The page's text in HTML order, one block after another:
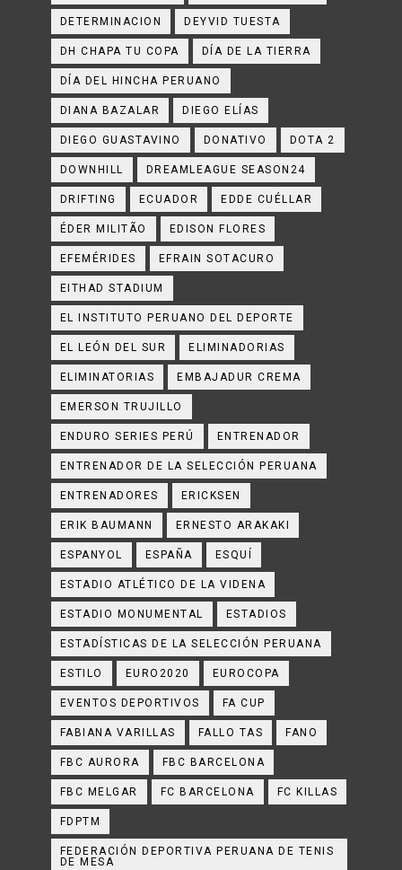
DETERMINACION DEYVID TUESTA
DH CHAPA TU COPA DÍA DE LA TIERRA
DÍA DEL HINCHA PERUANO
DIANA BAZALAR DIEGO ELÍAS
DIEGO GUASTAVINO DONATIVO DOTA 2
DOWNHILL DREAMLEAGUE SEASON24
DRIFTING ECUADOR EDDE CUÉLLAR
ÉDER MILITÃO EDISON FLORES
EFEMÉRIDES EFRAIN SOTACURO
EITHAD STADIUM
EL INSTITUTO PERUANO DEL DEPORTE
EL LEÓN DEL SUR ELIMINADORIAS
ELIMINATORIAS EMBAJADUR CREMA
EMERSON TRUJILLO
ENDURO SERIES PERÚ ENTRENADOR
ENTRENADOR DE LA SELECCIÓN PERUANA
ENTRENADORES ERICKSEN
ERIK BAUMANN ERNESTO ARAKAKI
ESPANYOL ESPAÑA ESQUÍ
ESTADIO ATLÉTICO DE LA VIDENA
ESTADIO MONUMENTAL ESTADIOS
ESTADÍSTICAS DE LA SELECCIÓN PERUANA
ESTILO EURO2020 EUROCOPA
EVENTOS DEPORTIVOS FA CUP
FABIANA VARILLAS FALLO TAS FANO
FBC AURORA FBC BARCELONA
FBC MELGAR FC BARCELONA FC KILLAS
FDPTM
FEDERACIÓN DEPORTIVA PERUANA DE TENIS
DE MESA